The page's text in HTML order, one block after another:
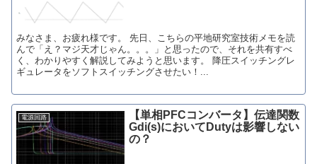
みなさま、お疲れ様です。 先日、こちらの平地研究室技術メモを読
んで「え？マジ天才じゃん。。。」と思ったので、それを共有すべ
く、わかりやすく解説してみようと思います。 降圧スイッチングレ
ギュレータをソフトスイッチングさせたい！...
電源回路
【単相PFCコンバータ】伝達関数
Gdi(s)においてDutyは影響しない
の？